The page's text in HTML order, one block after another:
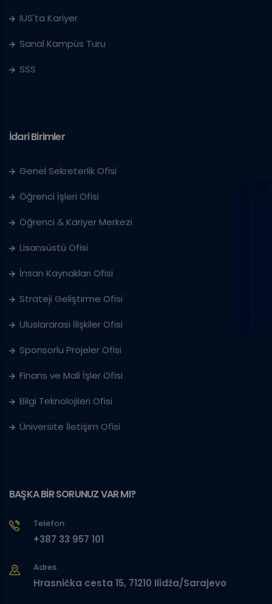
IUS'ta Kariyer
Sanal Kampüs Turu
SSS
İdari Birimler
Genel Sekreterlik Ofisi
Öğrenci İşleri Ofisi
Öğrenci & Kariyer Merkezi
Lisansüstü Ofisi
İnsan Kaynakları Ofisi
Strateji Geliştirme Ofisi
Uluslararası İlişkiler Ofisi
Sponsorlu Projeler Ofisi
Finans ve Mali İşler Ofisi
Bilgi Teknolojileri Ofisi
Üniversite İletişim Ofisi
BAŞKA BİR SORUNUZ VAR MI?
Telefon
+387 33 957 101
Adres
Hrasnička cesta 15, 71210 Ilidža/Sarajevo